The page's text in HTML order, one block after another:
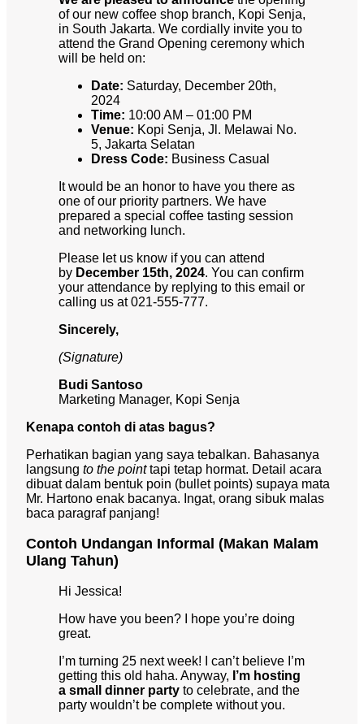
of our new coffee shop branch, Kopi Senja,
in South Jakarta. We cordially invite you to
attend the Grand Opening ceremony which
will be held on:
Date: Saturday, December 20th,
2024
Time: 10:00 AM – 01:00 PM
Venue: Kopi Senja, Jl. Melawai No.
5, Jakarta Selatan
Dress Code: Business Casual
It would be an honor to have you there as
one of our priority partners. We have
prepared a special coffee tasting session
and networking lunch.
Please let us know if you can attend
by December 15th, 2024. You can confirm
your attendance by replying to this email or
calling us at 021-555-777.
Sincerely,
(Signature)
Budi Santoso
Marketing Manager, Kopi Senja
Kenapa contoh di atas bagus?
Perhatikan bagian yang saya tebalkan. Bahasanya
langsung to the pointtapi tetap hormat. Detail acara
dibuat dalam bentuk poin (bullet points) supaya mata
Mr. Hartono enak bacanya. Ingat, orang sibuk malas
baca paragraf panjang!
Contoh Undangan Informal (Makan Malam
Ulang Tahun)
Hi Jessica!
How have you been? I hope you’re doing
great.
I’m turning 25 next week! I can’t believe I’m
getting this old haha. Anyway, I’m hosting
a small dinner party to celebrate, and the
party wouldn’t be complete without you.